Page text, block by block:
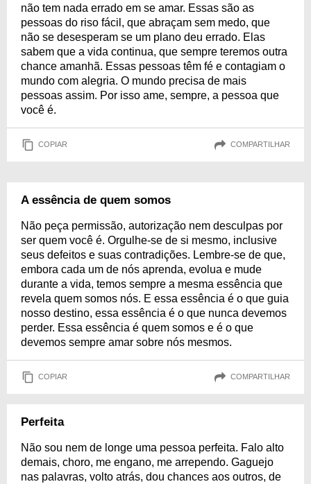
não tem nada errado em se amar. Essas são as
pessoas do riso fácil, que abraçam sem medo, que
não se desesperam se um plano deu errado. Elas
sabem que a vida continua, que sempre teremos outra
chance amanhã. Essas pessoas têm fé e contagiam o
mundo com alegria. O mundo precisa de mais
pessoas assim. Por isso ame, sempre, a pessoa que
você é.
COPIAR COMPARTILHAR
A essência de quem somos
Não peça permissão, autorização nem desculpas por
ser quem você é. Orgulhe-se de si mesmo, inclusive
seus defeitos e suas contradições. Lembre-se de que,
embora cada um de nós aprenda, evolua e mude
durante a vida, temos sempre a mesma essência que
revela quem somos nós. E essa essência é o que guia
nosso destino, essa essência é o que nunca devemos
perder. Essa essência é quem somos e é o que
devemos sempre amar sobre nós mesmos.
COPIAR COMPARTILHAR
Perfeita
Não sou nem de longe uma pessoa perfeita. Falo alto
demais, choro, me engano, me arrependo. Gaguejo
nas palavras, volto atrás, dou chances aos outros, de